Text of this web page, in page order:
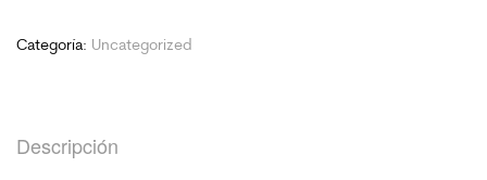
Categoría: Uncategorized
Descripción